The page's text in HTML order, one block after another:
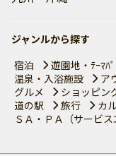
ジャンルから探す
宿泊
遊園地・ﾃｰﾏﾊ
温泉・入浴施設
ア
グルメ
ショッピン
道の駅
旅行
カ
ＳＡ・ＰＡ（サービス